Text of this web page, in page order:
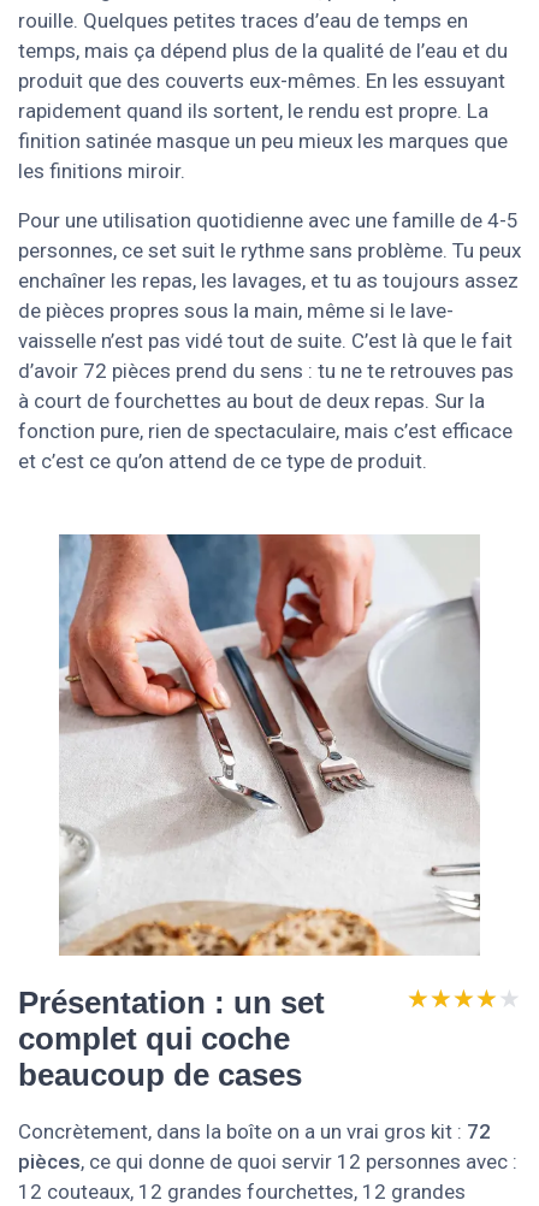
rouille. Quelques petites traces d’eau de temps en
temps, mais ça dépend plus de la qualité de l’eau et du
produit que des couverts eux-mêmes. En les essuyant
rapidement quand ils sortent, le rendu est propre. La
finition satinée masque un peu mieux les marques que
les finitions miroir.
Pour une utilisation quotidienne avec une famille de 4-5
personnes, ce set suit le rythme sans problème. Tu peux
enchaîner les repas, les lavages, et tu as toujours assez
de pièces propres sous la main, même si le lave-
vaisselle n’est pas vidé tout de suite. C’est là que le fait
d’avoir 72 pièces prend du sens : tu ne te retrouves pas
à court de fourchettes au bout de deux repas. Sur la
fonction pure, rien de spectaculaire, mais c’est efficace
et c’est ce qu’on attend de ce type de produit.
Présentation : un set
complet qui coche
beaucoup de cases
★★★★★
★★★★★
Concrètement, dans la boîte on a un vrai gros kit : 72
pièces, ce qui donne de quoi servir 12 personnes avec :
12 couteaux, 12 grandes fourchettes, 12 grandes